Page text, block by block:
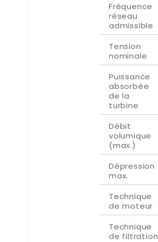
Fréquence
réseau
admissible
Tension
nominale
Puissance
absorbée
de la
turbine
Débit
volumique
(max.)
Dépression
max.
Technique
de moteur
Technique
de filtration